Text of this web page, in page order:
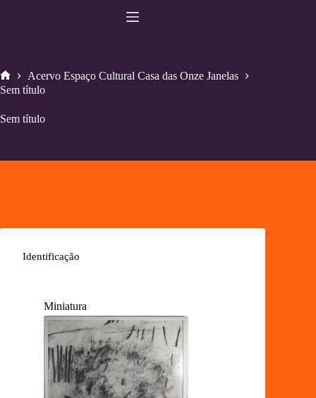
Home
Acervo Espaço Cultural Casa das Onze Janelas
Sem título
Sem título
Identificação
Miniatura